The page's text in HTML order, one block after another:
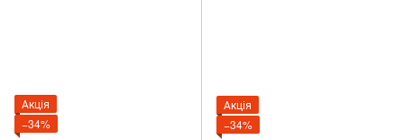
Акція
−34%
Акція
−34%